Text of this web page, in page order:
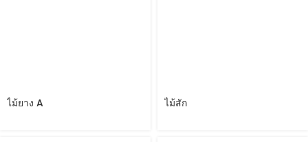
ไม้ยาง A ไม้สัก